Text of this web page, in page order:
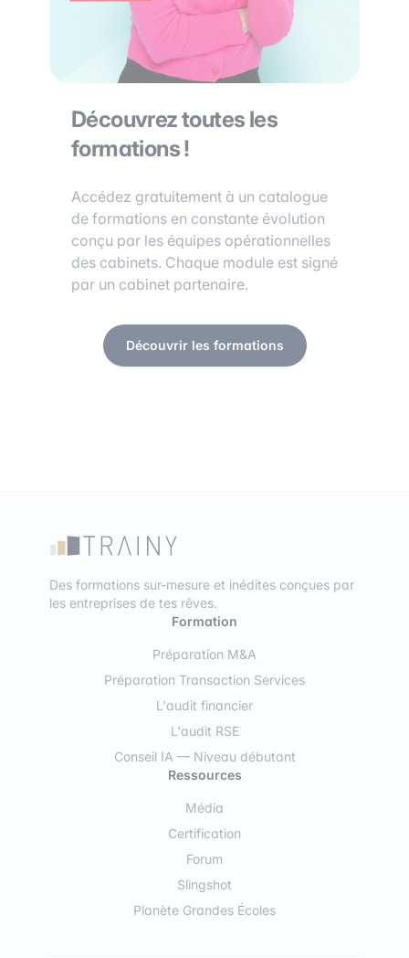
Découvrez toutes les
formations !
Accédez gratuitement à un catalogue
de formations en constante évolution
conçu par les équipes opérationnelles
des cabinets. Chaque module est signé
par un cabinet partenaire.
Découvrir les formations
Des formations sur-mesure et inédites conçues par
les entreprises de tes rêves.
Formation
Préparation M&A
Préparation Transaction Services
L'audit financier
L'audit RSE
Conseil IA — Niveau débutant
Ressources
Média
Certification
Forum
Slingshot
Planète Grandes Écoles